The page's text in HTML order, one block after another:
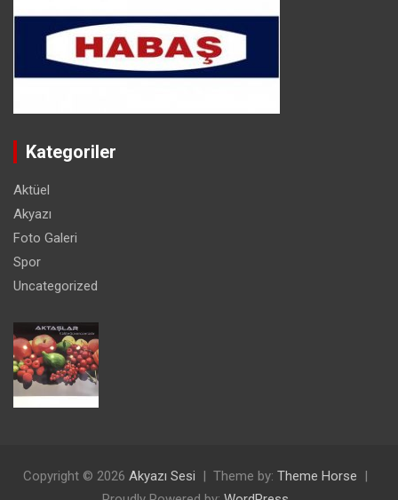
Kategoriler
Aktüel
Akyazı
Foto Galeri
Spor
Uncategorized
Copyright © 2026 Akyazı Sesi Theme by: Theme Horse